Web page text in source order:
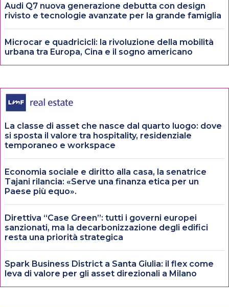
Audi Q7 nuova generazione debutta con design
rivisto e tecnologie avanzate per la grande famiglia
Microcar e quadricicli: la rivoluzione della mobilità
urbana tra Europa, Cina e il sogno americano
La classe di asset che nasce dal quarto luogo: dove
si sposta il valore tra hospitality, residenziale
temporaneo e workspace
Economia sociale e diritto alla casa, la senatrice
Tajani rilancia: «Serve una finanza etica per un
Paese più equo».
Direttiva “Case Green”: tutti i governi europei
sanzionati, ma la decarbonizzazione degli edifici
resta una priorità strategica
Spark Business District a Santa Giulia: il flex come
leva di valore per gli asset direzionali a Milano